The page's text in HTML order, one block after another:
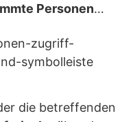
Personen…
die betreffenden